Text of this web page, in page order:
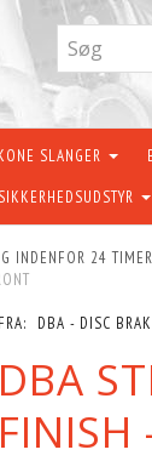
SLANGER
SIKKERHEDSUDSTYR
24
FRA: DBA - DISC
DBA
FINISH